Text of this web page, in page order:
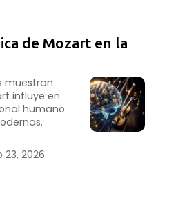
de Mozart en la
muestran
influye en
humano
23, 2026